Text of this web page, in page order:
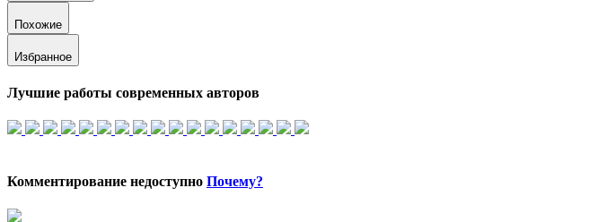
Похожие
Избранное
Лучшие работы современных авторов
Комментирование недоступно Почему?